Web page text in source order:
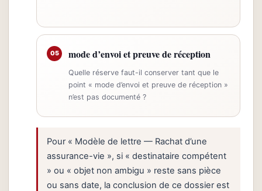
05 mode d’envoi et preuve de réception
Quelle réserve faut-il conserver tant que le
point « mode d’envoi et preuve de réception »
n’est pas documenté ?
Pour « Modèle de lettre — Rachat d’une
assurance-vie », si « destinataire compétent
» ou « objet non ambigu » reste sans pièce
ou sans date, la conclusion de ce dossier est